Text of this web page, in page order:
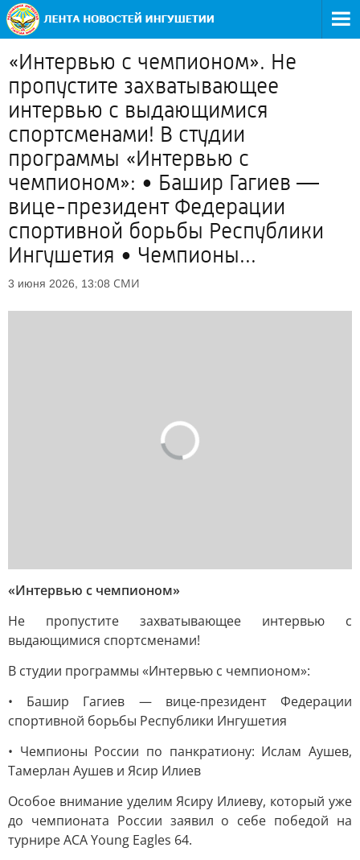
«Интервью с чемпионом». Не
пропустите захватывающее
интервью с выдающимися
спортсменами! В студии
программы «Интервью с
чемпионом»: • Башир Гагиев —
вице-президент Федерации
спортивной борьбы Республики
Ингушетия • Чемпионы...
3 июня 2026, 13:08 СМИ
«Интервью с чемпионом»
Не пропустите захватывающее интервью с
выдающимися спортсменами!
В студии программы «Интервью с чемпионом»:
• Башир Гагиев — вице-президент Федерации
спортивной борьбы Республики Ингушетия
• Чемпионы России по панкратиону: Ислам Аушев,
Тамерлан Аушев и Ясир Илиев
Особое внимание уделим Ясиру Илиеву, который уже
до чемпионата России заявил о себе победой на
турнире ACA Young Eagles 64.